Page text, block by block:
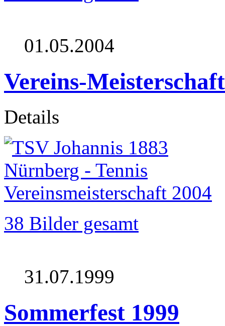
01.05.2004
Vereins-
Details
38 Bilder gesamt
31.07.1999
Sommerfest 1999